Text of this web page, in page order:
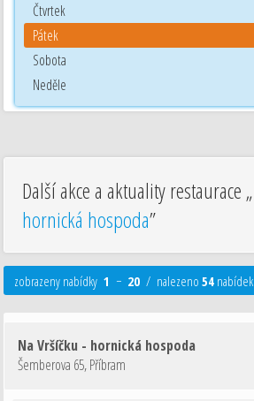
Čtvrtek
Pátek
Sobota
Neděle
Další akce a aktuality restaurace „
hornická hospoda”
zobrazeny nabídky1 − 20 / nalezeno54 nabídek
Na Vršíčku - hornická hospoda
Šemberova 65,Příbram